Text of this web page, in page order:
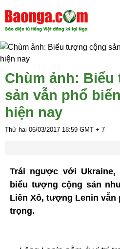
Chùm ảnh:
sản vẫn phổ
hiện nay
Thứ hai 06/03/2017 18:59 GMT + 7
Trái ngược với
biểu tượng cộng sản
Liên Xô, tượng Lenin
trọng.